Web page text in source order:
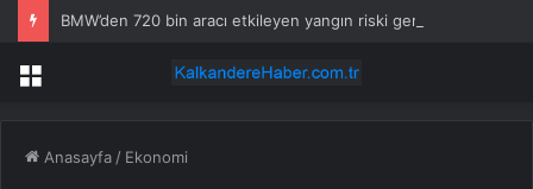
BMW’den 720 bin aracı etkileyen yangın riski geri çağrısı
Menü
Anasayfa / Ekonomi